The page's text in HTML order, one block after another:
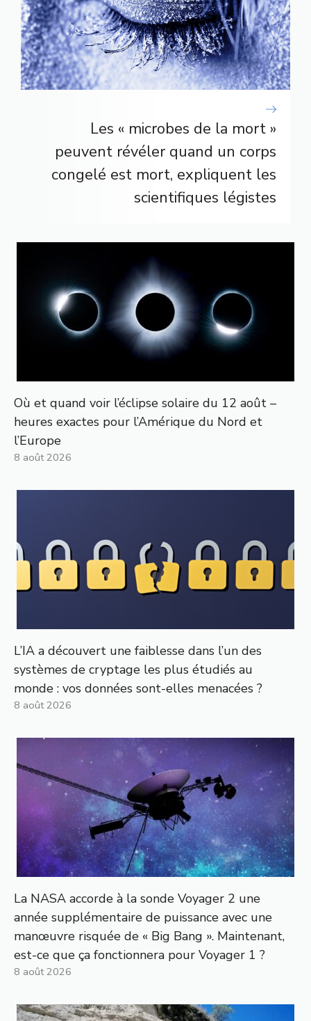
Les « microbes de la mort »
peuvent révéler quand un corps
congelé est mort, expliquent les
scientifiques légistes
Où et quand voir l’éclipse solaire du 12 août –
heures exactes pour l’Amérique du Nord et
l’Europe
8 août 2026
L’IA a découvert une faiblesse dans l’un des
systèmes de cryptage les plus étudiés au
monde : vos données sont-elles menacées ?
8 août 2026
La NASA accorde à la sonde Voyager 2 une
année supplémentaire de puissance avec une
manœuvre risquée de « Big Bang ». Maintenant,
est-ce que ça fonctionnera pour Voyager 1 ?
8 août 2026